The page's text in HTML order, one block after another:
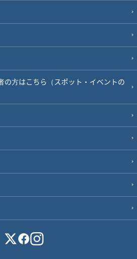
の方はこちら（スポット・イベントの